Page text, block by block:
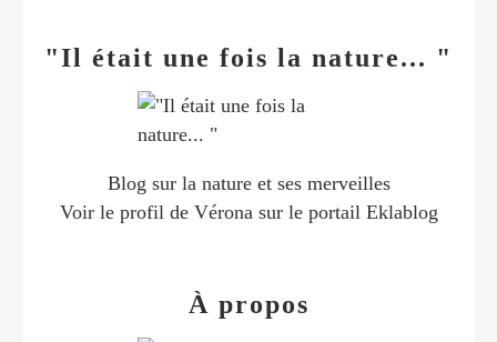
"Il était une fois la nature... "
Blog sur la nature et ses merveilles
Voir le profil de Véronasur le portail Eklablog
À propos